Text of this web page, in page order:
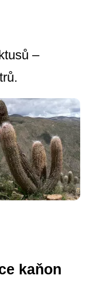
–
kaňon